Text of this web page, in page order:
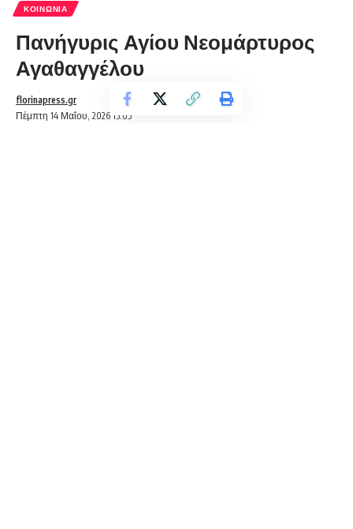
ΚΟΙΝΩΝΊΑ
Πανήγυρις Αγίου Νεομάρτυρος
Αγαθαγγέλου
Πέμπτη 14 Μαΐου, 2026 15:05
florinapress.gr